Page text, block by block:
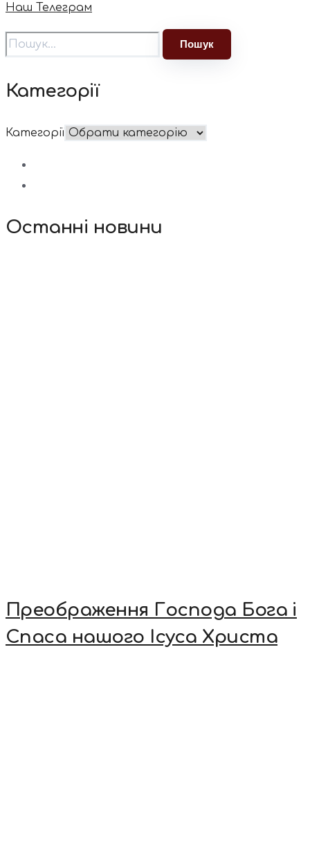
Наш Телеграм
Категорії
Категорії
Останні новини
Преображення Господа Бога і
Спаса нашого Ісуса Христа